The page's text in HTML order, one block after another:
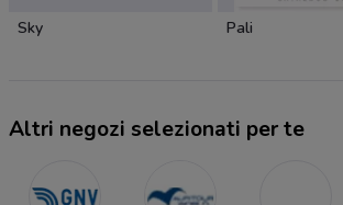
Sky Pali
Altri negozi selezionati per te